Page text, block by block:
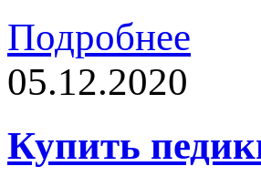
Подробнее
05.12.2020
Купить